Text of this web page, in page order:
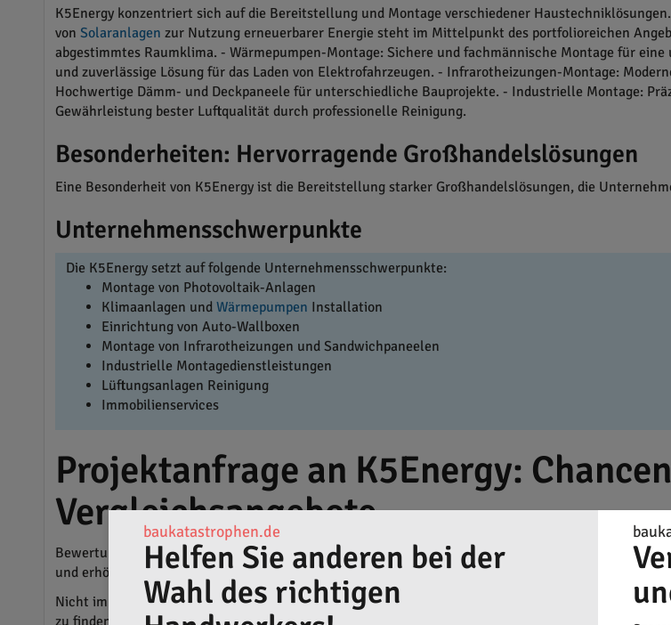
K5Energy konzentriert sich auf die Bereitstellung und Montage verschiedener
von Solaranlagen zur Nutzung erneuerbarer Energie steht im Mittelpunkt des portfolioreichen
abgestimmtes Raumklima. - Wärmepumpen-Montage: Sichere und fachmännische Montage für
und zuverlässige Lösung für das Laden von Elektrofahrzeugen. - Infrarotheizungen-Montage:
Hochwertige Dämm- und Deckpaneele für unterschiedliche Bauprojekte. - Industrielle Montage:
Gewährleistung bester Luftqualität durch professionelle Reinigung.
Besonderheiten: Hervorragende Großhandelslösungen
Eine Besonderheit von K5Energy ist die Bereitstellung starker Großhandelslösungen, die
Unternehmensschwerpunkte
Die K5Energy setzt auf folgende Unternehmensschwerpunkte:
Montage von Photovoltaik-Anlagen
Klimaanlagen und Wärmepumpen Installation
Einrichtung von Auto-Wallboxen
Montage von Infrarotheizungen und Sandwichpaneelen
Industrielle Montagedienstleistungen
Lüftungsanlagen Reinigung
Immobilienservices
Projektanfrage an K5Energy:
Vergleichsangebote
Bewertungen auf Plattformen wie baukatastrophen.de bieten sowohl Handwerkern als auch
und erhöhen die Transparenz auf dem Markt. Wichtige Aspekte wie Preis-Leistungs-Verhältnis und
Nicht immer führt das teure oder billige Angebot zum besten Ergebnis. Vergleichsangebote,
zu finden. Sie heben die Bedeutung vonProjektanfragen Stärkung des
baukatastrophen.de
Helfen Sie anderen bei der
Wahl des richtigen